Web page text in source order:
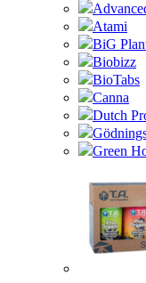
Atami
BiG
Biobizz
BioTabs
Canna
Dutch
Green